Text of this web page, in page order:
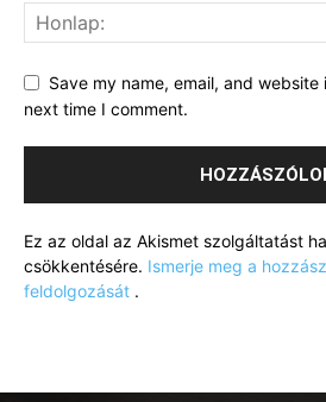
Save my name, email, and
next time I comment.
Ez az oldal az Akismet szolgáltatást
csökkentésére. Ismerje meg a
feldolgozását .